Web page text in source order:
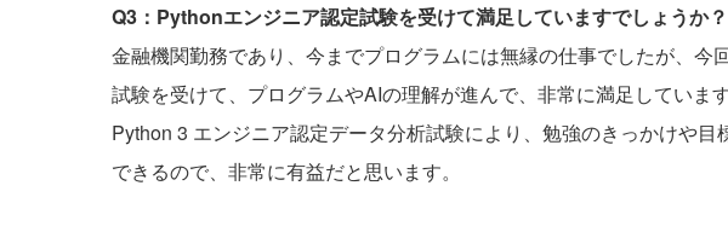
Q3：Pythonエンジニア認定試験を受けて満足していますでしょうか？
金融機関勤務であり、今までプログラムには無縁の仕事でしたが、今
試験を受けて、プログラムやAIの理解が進んで、非常に満足しています
Python 3 エンジニア認定データ分析試験により、勉強のきっかけや
できるので、非常に有益だと思います。